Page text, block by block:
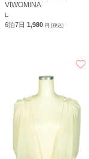
VIWOMINA
L
6泊7日 1,980 円 (税込)